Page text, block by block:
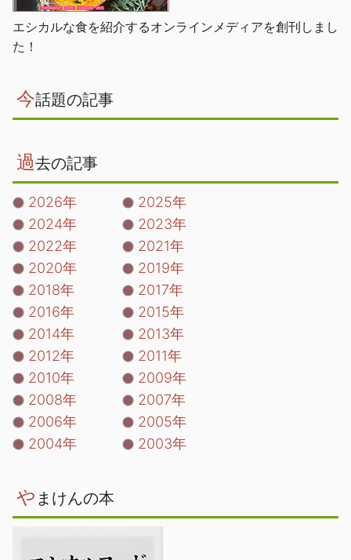
エシカルな食を紹介するオンラインメディアを創刊しまし
た！
今話題の記事
過去の記事
2026年
2025年
2024年
2023年
2022年
2021年
2020年
2019年
2018年
2017年
2016年
2015年
2014年
2013年
2012年
2011年
2010年
2009年
2008年
2007年
2006年
2005年
2004年
2003年
や まけんの本